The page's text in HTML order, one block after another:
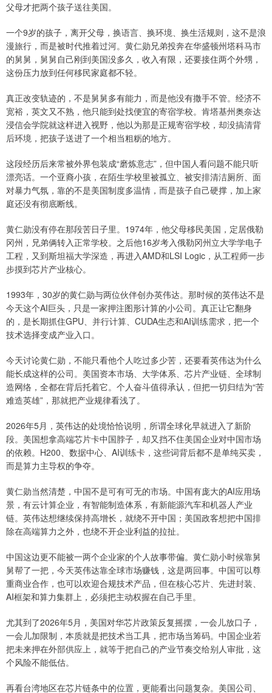
父母才把两个孩子送往美国。
一个9岁的孩子，离开父母，换语言、换环境、换生活规则，这不是浪
漫旅行，而是被时代推着过河。黄仁勋兄弟投奔在华盛顿州塔科马市
的舅舅，舅舅自己刚到美国没多久，收入有限，还要接住两个外甥，
这份压力放到任何移民家庭都不轻。
真正改变轨迹的，不是舅舅多有能力，而是他没有撒手不管。经济不
宽裕，英文又不熟，他只能到处找便宜的寄宿学校。肯塔基州奥奈达
浸信会学院就这样进入视野，他以为那是正规寄宿学校，却没搞清背
后环境，把孩子送进了一个相当粗粝的地方。
这段经历后来常被外界包装成“磨炼意志”，但中国人看问题不能只听
漂亮话。一个亚裔小孩，在陌生学校里被孤立、被安排清洁厕所、面
对暴力气氛，靠的不是美国制度多温情，而是孩子自己硬撑，加上家
庭还没有彻底断线。
黄仁勋没有停在那段苦日子里。1974年，他父母移民美国，定居俄勒
冈州，兄弟俩转入正常学校。之后他16岁考入俄勒冈州立大学学电子
工程，又到斯坦福大学深造，再进入AMD和LSI Logic，从工程师一步
步摸到芯片产业核心。
1993年，30岁的黄仁勋与两位伙伴创办英伟达。那时候的英伟达不是
今天这个AI巨头，只是一家押注图形计算的小公司。真正让它翻身
的，是长期抓住GPU、并行计算、CUDA生态和AI训练需求，把一个
技术选择变成产业入口。
今天讨论黄仁勋，不能只看他个人吃过多少苦，还要看英伟达为什么
能长成这样的公司。美国资本市场、大学体系、芯片产业链、全球制
造网络，全都在背后托着它。个人奋斗值得承认，但把一切归结为“苦
难造英雄”，那就把产业规律看浅了。
2026年5月，英伟达的处境恰恰说明，所谓全球化早就进入了新阶
段。美国想拿高端芯片卡中国脖子，却又挡不住美国企业对中国市场
的依赖。H200、数据中心、AI训练卡，这些词背后都不是单纯买卖，
而是算力主导权的争夺。
黄仁勋当然清楚，中国不是可有可无的市场。中国有庞大的AI应用场
景，有云计算企业，有智能制造体系，有新能源汽车和机器人产业
链。英伟达想继续保持高增长，就绕不开中国；美国政客想把中国排
除在高端算力之外，也绕不开企业利益的拉扯。
中国这边更不能被一两个企业家的个人故事带偏。黄仁勋小时候靠舅
舅帮了一把，今天英伟达靠全球市场赚钱，这是两回事。中国可以尊
重商业合作，也可以欢迎合规技术产品，但在核心芯片、先进封装、
AI框架和算力集群上，必须把主动权握在自己手里。
尤其到了2026年5月，美国对华芯片政策反复摇摆，一会儿放口子，
一会儿加限制，本质就是把技术当工具，把市场当筹码。中国企业若
把未来押在外部供应上，就等于把自己的产业节奏交给别人审批，这
个风险不能低估。
再看台湾地区在芯片链条中的位置，更能看出问题复杂。美国公司、